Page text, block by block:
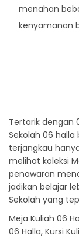
menahan
kenyamanan
Tertarik dengan
Sekolah 06
terjangkau
melihat koleksi
penawaran
jadikan belajar
Sekolah yang
Meja Kuliah 06
06 Halla, Kursi